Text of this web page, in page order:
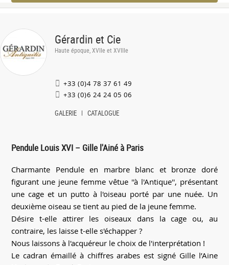
Gérardin et Cie
Haute époque, XVIIe et XVIIIe
+33 (0)4 78 37 61 49
+33 (0)6 24 24 05 06
GALERIE CATALOGUE
Pendule Louis XVI – Gille l'Ainé à Paris
Charmante Pendule en marbre blanc et bronze doré
figurant une jeune femme vêtue ''à l'Antique'', présentant
une cage et un putto à l'oiseau porté par une nuée. Un
deuxième oiseau se tient au pied de la jeune femme.
Désire t-elle attirer les oiseaux dans la cage ou, au
contraire, les laisse t-elle s'échapper ?
Nous laissons à l'acquéreur le choix de l'interprétation !
Le cadran émaillé à chiffres arabes est signé Gille l’Aine